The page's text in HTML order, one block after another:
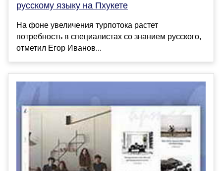
русскому языку на Пхукете
На фоне увеличения турпотока растет
потребность в специалистах со знанием русского,
отметил Егор Иванов...